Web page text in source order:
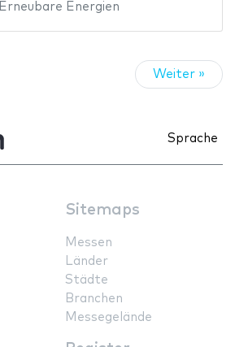
Erneubare Energien
Weiter »
Sprache
Sitemaps
Messen
Länder
Städte
Branchen
Messegelände